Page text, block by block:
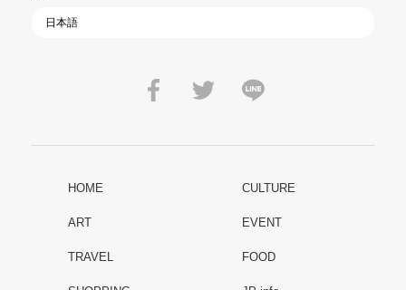
HOME CULTURE
ART EVENT
TRAVEL FOOD